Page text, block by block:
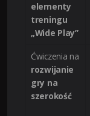
elementy
treningu
„Wide Play”
Ćwiczenia na
rozwijanie
gry na
szerokość